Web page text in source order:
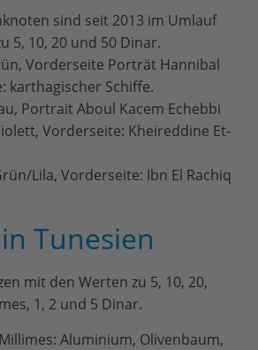
sind seit 2013 im Umlauf
5, 10, 20 und 50 Dinar.
Vorderseite Porträt Hannibal
karthagischer Schiffe.
Portrait Aboul Kacem Echebbi
Vorderseite: Kheireddine Et-
Lila, Vorderseite: Ibn El Rachiq
Tunesien
mit den Werten zu 5, 10, 20,
1, 2 und 5 Dinar.
Aluminium, Olivenbaum,